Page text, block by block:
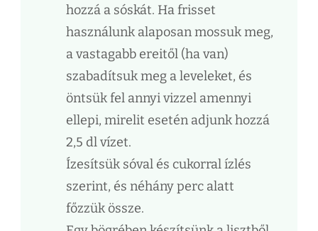
hozzá a sóskát. Ha frisset
használunk alaposan mossuk meg,
a vastagabb ereitől (ha van)
szabadítsuk meg a leveleket, és
öntsük fel annyi vizzel amennyi
ellepi, mirelit esetén adjunk hozzá
2,5 dl vízet.
Ízesítsük sóval és cukorral ízlés
szerint, és néhány perc alatt
főzzük össze.